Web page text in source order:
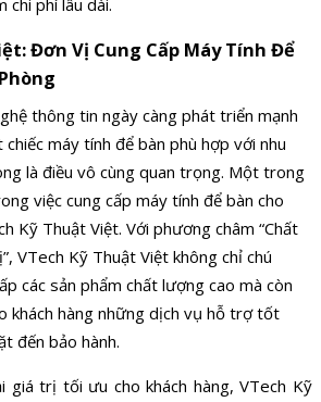
chi phí lâu dài.
Đơn Vị Cung Cấp Máy Tính Để
thông tin ngày càng phát triển mạnh
máy tính để bàn phù hợp với nhu
là điều vô cùng quan trọng. Một trong
việc cung cấp máy tính để bàn cho
Kỹ Thuật Việt. Với phương châm “Chất
VTech Kỹ Thuật Việt không chỉ chú
các sản phẩm chất lượng cao mà còn
khách hàng những dịch vụ hỗ trợ tốt
đến bảo hành.
giá trị tối ưu cho khách hàng, VTech Kỹ